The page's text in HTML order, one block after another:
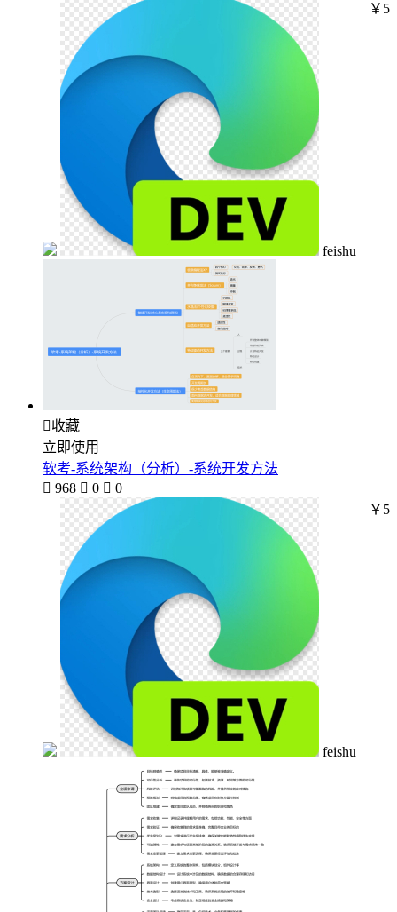
feishu
￥5
收藏
立即使用
软考-系统架构（分析）-系统开发方法
 968  0  0
feishu
￥5